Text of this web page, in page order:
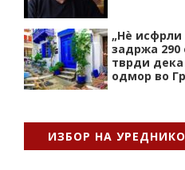
„Нѐ исфрли
задржа 290
тврди
одмор во
ИЗБОР НА